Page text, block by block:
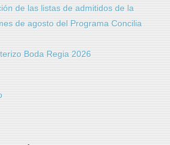
de las listas de admitidos de la
de agosto del Programa Concilia
Boda Regia 2026